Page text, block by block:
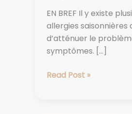
EN BREF Il y existe
allergies
d’atténuer le
symptômes. […]
Read Post »